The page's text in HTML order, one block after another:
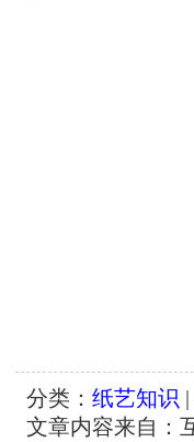
分类： 纸艺知识
文章内容来自：